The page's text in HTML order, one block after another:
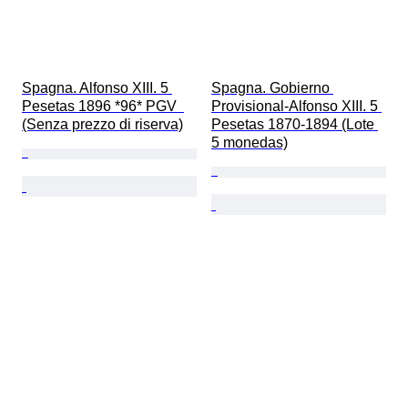
Spagna. Alfonso XIII. 5
Pesetas 1896 *96* PGV
(Senza prezzo di riserva)
Spagna. Gobierno
Provisional-Alfonso XIII. 5
Pesetas 1870-1894 (Lote
5 monedas)